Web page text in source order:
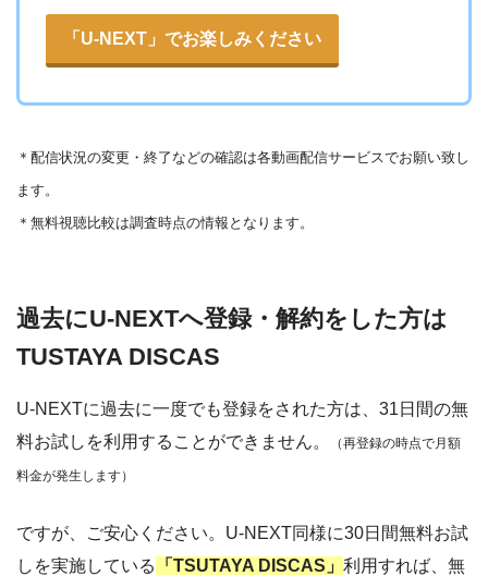
「U-NEXT」でお楽しみください
＊ 配信状況の変更・終了などの確認は各動画配信サービスでお願い致し
ます。
＊無料視聴比較は調査時点の情報となります。
過去にU-NEXTへ登録・解約をした方は
TUSTAYA DISCAS
U-NEXTに過去に一度でも登録をされた方は、31日間の無
料お試しを利用することができません。
（再登録の時点で月額
料金が発生します）
ですが、ご安心ください。U-NEXT同様に30日間無料お試
しを実施している
「TSUTAYA DISCAS」 利用すれば、無